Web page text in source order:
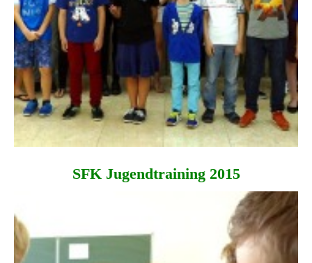
SFK Jugendtraining 2015